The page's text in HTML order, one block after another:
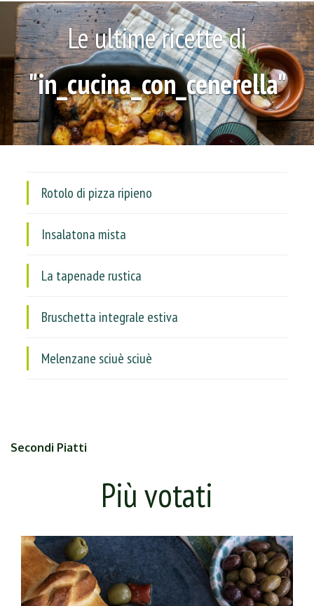
Le ultime ricette di
"in_cucina_con_cenerella"
Rotolo di pizza ripieno
Insalatona mista
La tapenade rustica
Bruschetta integrale estiva
Melenzane sciuè sciuè
Secondi Piatti
Più votati